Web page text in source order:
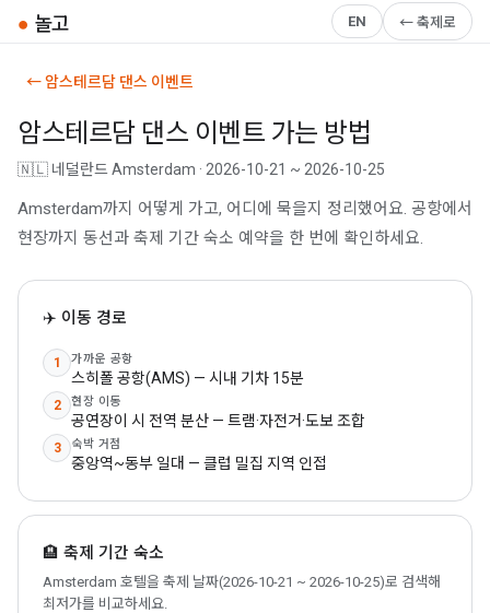
● 놀고 EN ← 축제로
← 암스테르담 댄스 이벤트
암스테르담 댄스 이벤트 가는 방법
🇳🇱 네덜란드 Amsterdam · 2026-10-21 ~ 2026-10-25
Amsterdam까지 어떻게 가고, 어디에 묵을지 정리했어요. 공항에서
현장까지 동선과 축제 기간 숙소 예약을 한 번에 확인하세요.
✈️ 이동 경로
1 가까운 공항
스히폴 공항(AMS) — 시내 기차 15분
2 현장 이동
공연장이 시 전역 분산 — 트램·자전거·도보 조합
3 숙박 거점
중앙역~동부 일대 — 클럽 밀집 지역 인접
🏨 축제 기간 숙소
Amsterdam 호텔을 축제 날짜(2026-10-21 ~ 2026-10-25)로 검색해
최저가를 비교하세요.